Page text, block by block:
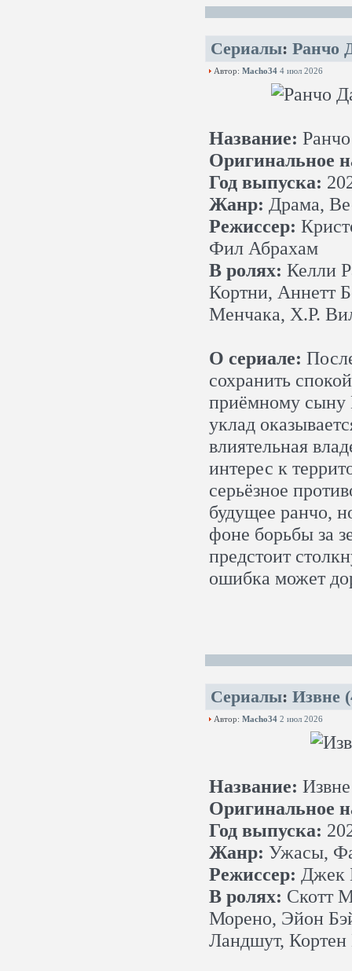
Сериалы: Ранчо
Автор: Macho34 4 июл 2026
Название:
Оригинальное
Год выпуска:
Жанр: Драма,
Режиссер:
Фил Абрахам
В ролях: Келли
Кортни, Аннетт
Менчака, Х.Р.
О сериале:
сохранить
приёмному сыну
уклад
влиятельная
интерес к
серьёзное
будущее ранчо,
фоне борьбы за
предстоит
ошибка может
Сериалы: Извне
Автор: Macho34 2 июл 2026
Название: Извне
Оригинальное
Год выпуска:
Жанр: Ужасы,
Режиссер: Джек
В ролях: Скотт
Морено, Эйон
Ландшут,